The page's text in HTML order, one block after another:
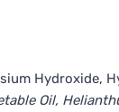
Hydroxide,
Oil,